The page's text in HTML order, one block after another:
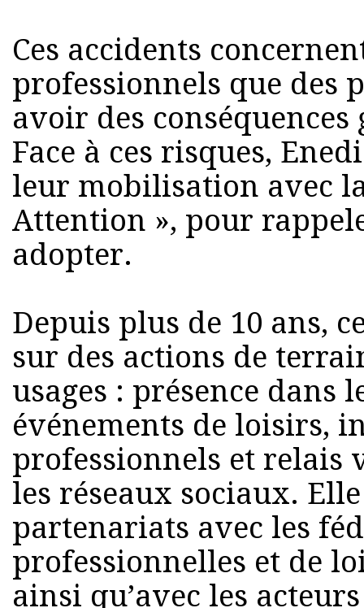
Ces accidents
professionnels que des
avoir des
Face à ces risques,
leur mobilisation avec
Attention », pour
adopter.
Depuis plus de 10 ans,
sur des actions de
usages : présence dans
événements de loisirs,
professionnels et relais
les réseaux sociaux.
partenariats avec les
professionnelles et de
ainsi qu’avec les